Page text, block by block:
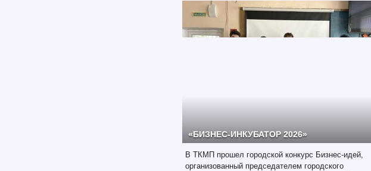
«БИЗНЕС-ИНКУБАТОР 2026»
В ТКМП прошел городской конкурс Бизнес-идей,
организованный председателем городского